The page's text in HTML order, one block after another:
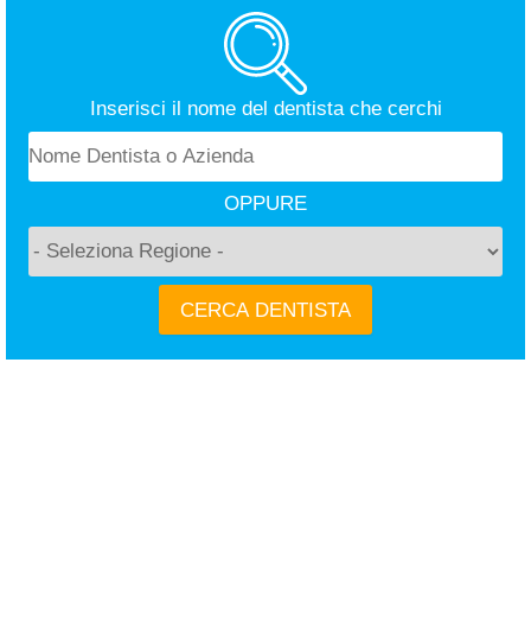
Inserisci il nome del dentista che cerchi
OPPURE